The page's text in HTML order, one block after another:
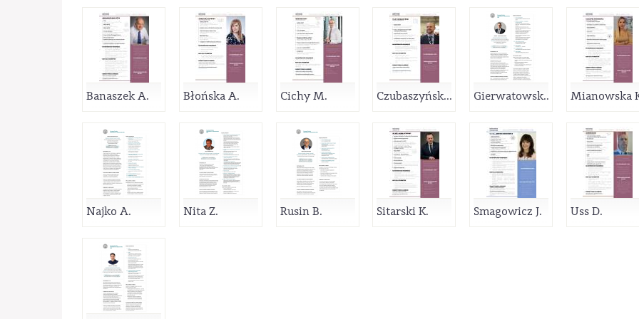
Banaszek A. Błońska A. Cichy M. Czubaszyńsk... Gierwatowsk... Mianowska
Najko A. Nita Z. Rusin B. Sitarski K. Smagowicz J. Uss D.